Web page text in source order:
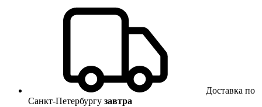
Доставка по
Санкт-Петербургу завтра